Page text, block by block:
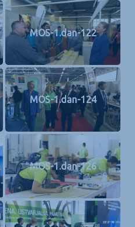
MOS-1.dan-122
MOS-1.dan-124
MOS-1.dan-126